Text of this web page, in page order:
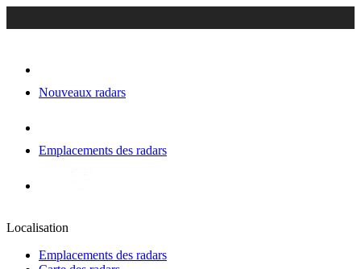
Nouveaux radars
Emplacements des radars
Localisation
Emplacements des radars